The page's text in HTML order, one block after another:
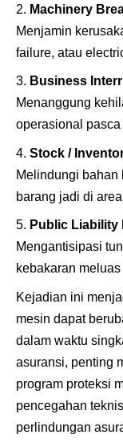
Machinery
Menjamin
failure, atau
Business
Menanggung
operasional
Stock /
Melindungi bahan
barang jadi di
Public Liability
Mengantisipasi
kebakaran
Kejadian ini
mesin dapat
dalam waktu
asuransi, penting
program proteksi
pencegahan
perlindungan